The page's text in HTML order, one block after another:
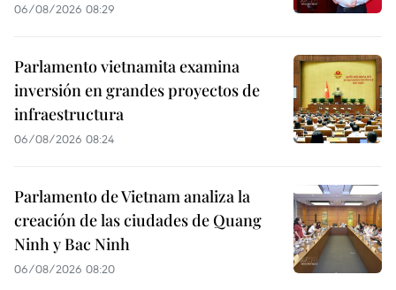
06/08/2026 08:29
Parlamento vietnamita examina
inversión en grandes proyectos de
infraestructura
06/08/2026 08:24
Parlamento de Vietnam analiza la
creación de las ciudades de Quang
Ninh y Bac Ninh
06/08/2026 08:20